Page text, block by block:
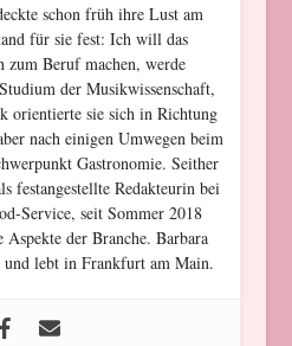
schon früh ihre Lust am
für sie fest: Ich will das
zum Beruf machen, werde
der Musikwissenschaft,
orientierte sie sich in Richtung
nach einigen Umwegen beim
Gastronomie. Seither
festangestellte Redakteurin bei
Service, seit Sommer 2018
der Branche. Barbara
lebt in Frankfurt am Main.